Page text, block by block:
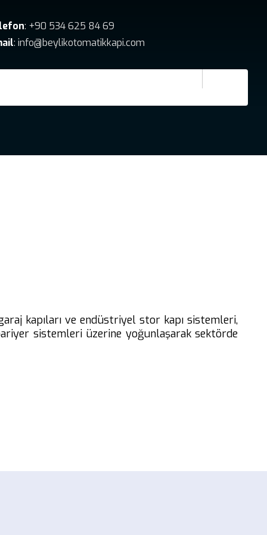
: +90 534 625 84 69
: info@beylikotomatikkapi.com
kapıları ve endüstriyel stor kapı sistemleri,
sistemleri üzerine yoğunlaşarak sektörde